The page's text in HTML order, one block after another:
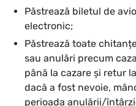
Păstrează biletul de
electronic;
Păstrează toate
sau anulări precum
până la cazare și retur
dacă a fost nevoie,
perioada anulării/